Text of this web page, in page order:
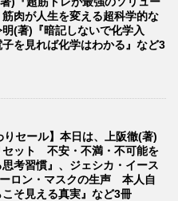
肉が人生を変える超科学的な
(著)『暗記しないで化学入
を見れば化学はわかる』など3
りセール】本日は、上阪徹(著)
セット 不安・不満・不可能を
考習慣』、ジェシカ・イース
ーロン・マスクの生声 本人自
そ見える真実』など3冊